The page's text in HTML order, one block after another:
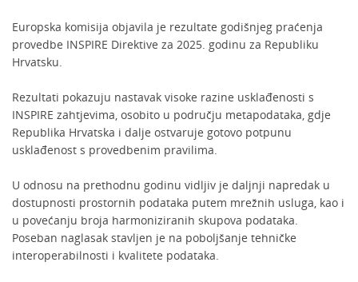
Europska komisija objavila je rezultate godišnjeg praćenja
provedbe INSPIRE Direktive za 2025. godinu za Republiku
Hrvatsku.
Rezultati pokazuju nastavak visoke razine usklađenosti s
INSPIRE zahtjevima, osobito u području metapodataka, gdje
Republika Hrvatska i dalje ostvaruje gotovo potpunu
usklađenost s provedbenim pravilima.
U odnosu na prethodnu godinu vidljiv je daljnji napredak u
dostupnosti prostornih podataka putem mrežnih usluga, kao i
u povećanju broja harmoniziranih skupova podataka.
Poseban naglasak stavljen je na poboljšanje tehničke
interoperabilnosti i kvalitete podataka.